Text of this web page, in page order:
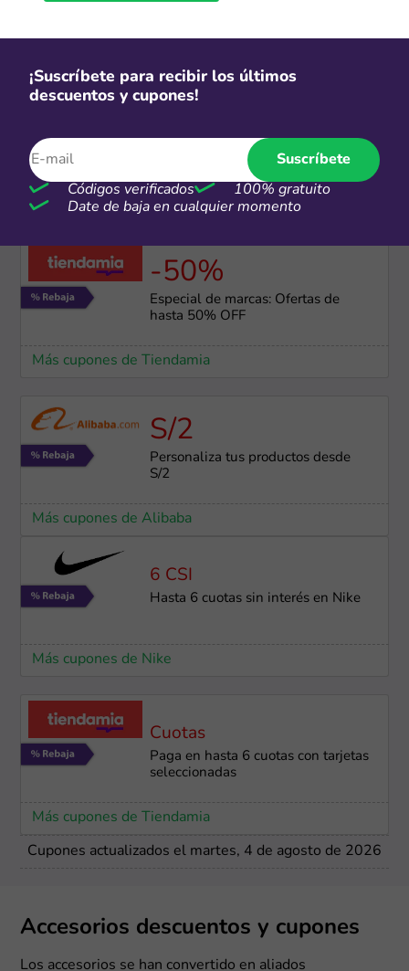
Gratis
Envío gratis para compras
superiores a S/250
-50%
Especial de marcas: Ofertas de
hasta 50% OFF
Más cupones de Tiendamia
S/2
Personaliza tus productos desde
S/2
Más cupones de Alibaba
6 CSI
Hasta 6 cuotas sin interés en Nike
Más cupones de Nike
Cuotas
Paga en hasta 6 cuotas con tarjetas
seleccionadas
Más cupones de Tiendamia
Cupones actualizados el martes, 4 de agosto de 2026
¡Suscríbete para recibir los últimos
descuentos y cupones!
Suscríbete
Códigos verificados
100% gratuito
Date de baja en cualquier momento
Accesorios descuentos y cupones
Los accesorios se han convertido en aliados